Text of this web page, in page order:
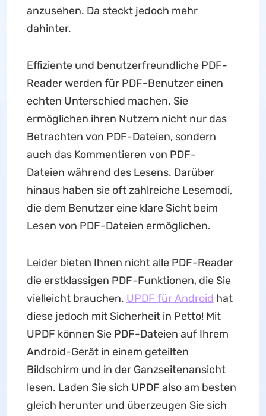
anzusehen. Da steckt jedoch mehr
dahinter.
Effiziente und benutzerfreundliche PDF-
Reader werden für PDF-Benutzer einen
echten Unterschied machen. Sie
ermöglichen ihren Nutzern nicht nur das
Betrachten von PDF-Dateien, sondern
auch das Kommentieren von PDF-
Dateien während des Lesens. Darüber
hinaus haben sie oft zahlreiche Lesemodi,
die dem Benutzer eine klare Sicht beim
Lesen von PDF-Dateien ermöglichen.
Leider bieten Ihnen nicht alle PDF-Reader
die erstklassigen PDF-Funktionen, die Sie
vielleicht brauchen. UPDF für Android hat
diese jedoch mit Sicherheit in Petto! Mit
UPDF können Sie PDF-Dateien auf Ihrem
Android-Gerät in einem geteilten
Bildschirm und in der Ganzseitenansicht
lesen. Laden Sie sich UPDF also am besten
gleich herunter und überzeugen Sie sich